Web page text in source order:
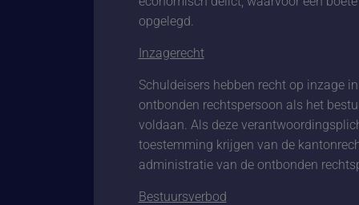
opgelegd.
Inzagerecht
Schuldeisers hebben recht op inzage
ontbonden rechtspersoon als het
voldaan. Als deze
toestemming krijgen van de
administratie van de ontbonden
Bestuursverbod